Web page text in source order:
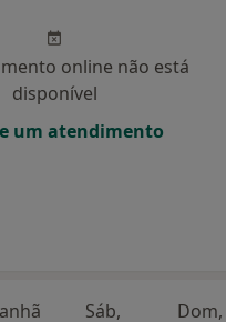
online não está
disponível
um atendimento
Sáb, Dom,